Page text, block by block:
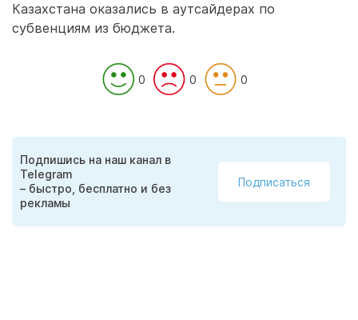
Казахстана оказались в аутсайдерах по
субвенциям из бюджета.
0 0 0
Подпишись на наш канал в
Telegram
– быстро, бесплатно и без
рекламы
Подписаться